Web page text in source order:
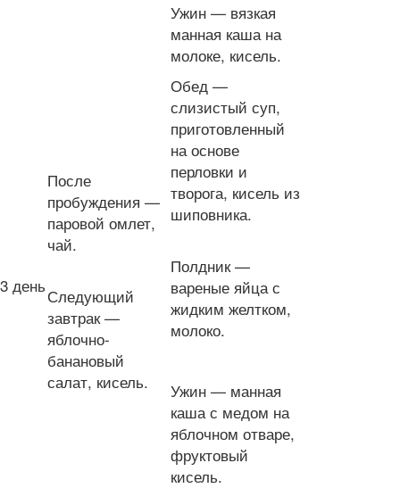
Ужин — вязкая
манная каша на
молоке, кисель.
3 день
После
пробуждения —
паровой омлет,
чай.
Следующий
завтрак —
яблочно-
банановый
салат, кисель.
Обед —
слизистый суп,
приготовленный
на основе
перловки и
творога, кисель из
шиповника.
Полдник —
вареные яйца с
жидким желтком,
молоко.
Ужин — манная
каша с медом на
яблочном отваре,
фруктовый
кисель.